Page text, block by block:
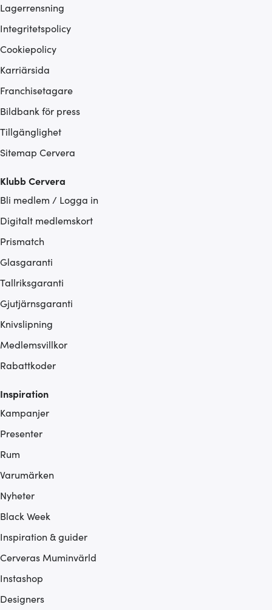
Lagerrensning
Integritetspolicy
Cookiepolicy
Karriärsida
Franchisetagare
Bildbank för press
Tillgänglighet
Sitemap Cervera
Klubb Cervera
Bli medlem / Logga in
Digitalt medlemskort
Prismatch
Glasgaranti
Tallriksgaranti
Gjutjärnsgaranti
Knivslipning
Medlemsvillkor
Rabattkoder
Inspiration
Kampanjer
Presenter
Rum
Varumärken
Nyheter
Black Week
Inspiration & guider
Cerveras Muminvärld
Instashop
Designers